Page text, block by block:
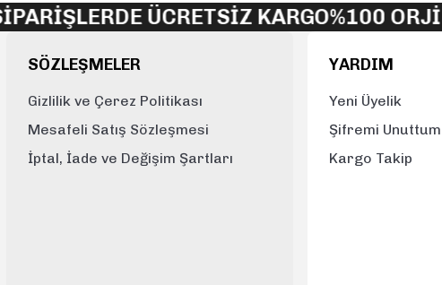
ÜCRETSİZ KARGO%100
SÖZLEŞMELER
Gizlilik ve Çerez Politikası
Mesafeli Satış Sözleşmesi
İptal, İade ve Değişim Şartları
YARDIM
Yeni Üyelik
Şifremi Unuttum
Kargo Takip